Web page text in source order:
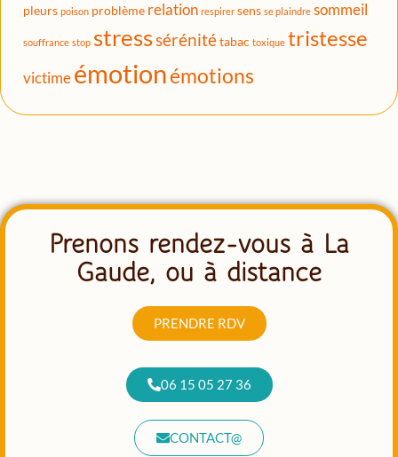
pleurs poison problème relation respirer sens se plaindre sommeil
souffrance stop stresssérénitétabac toxique tristesse
victimeémotionémotions
Prenons rendez-vous à La
Gaude, ou à distance
PRENDRE RDV
06 15 05 27 36
CONTACT@